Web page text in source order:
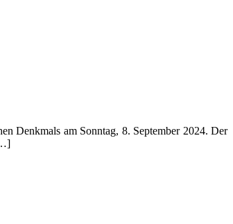
Denkmals am Sonntag, 8. September 2024. Der